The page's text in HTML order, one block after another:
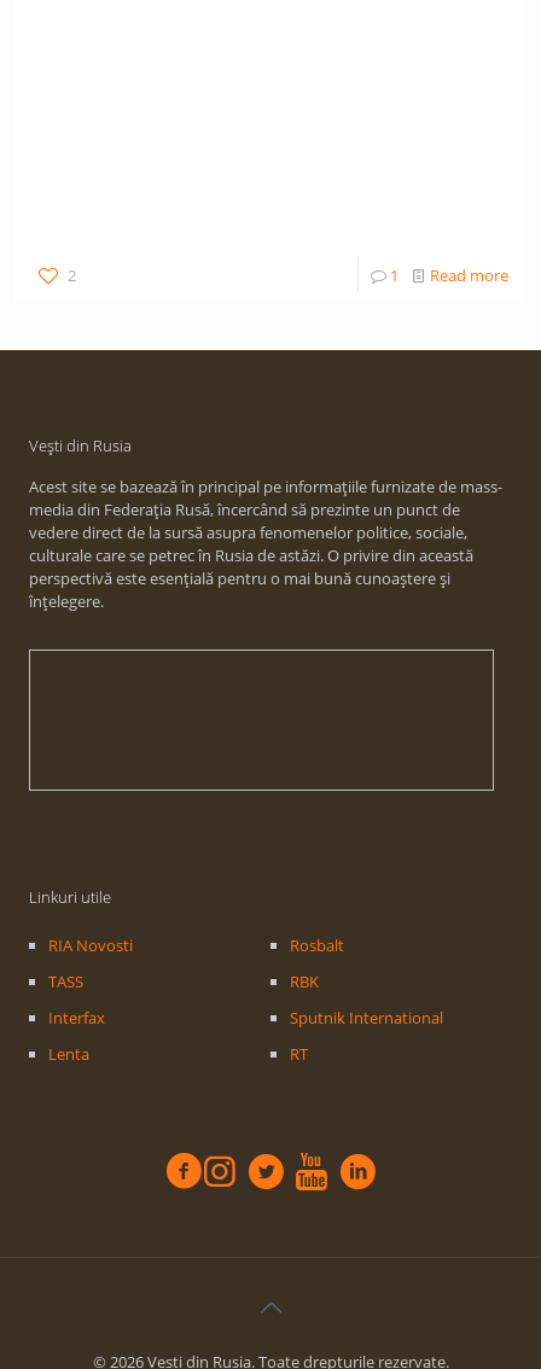
2 1 Read more
Vești din Rusia
Acest site se bazează în principal pe informațiile furnizate de mass-
media din Federația Rusă, încercând să prezinte un punct de
vedere direct de la sursă asupra fenomenelor politice, sociale,
culturale care se petrec în Rusia de astăzi. O privire din această
perspectivă este esențială pentru o mai bună cunoaștere și
înțelegere.
Linkuri utile
RIA Novosti
TASS
Interfax
Lenta
Rosbalt
RBK
Sputnik International
RT
© 2026 Vesti din Rusia. Toate drepturile rezervate.